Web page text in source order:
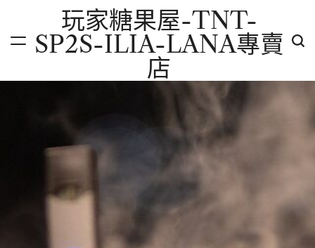
content
玩家糖果屋-TNT-
SP2S-ILIA-LANA專賣
店